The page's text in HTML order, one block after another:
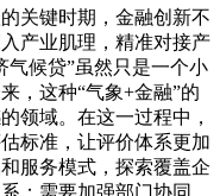
关键时期，金融创新不
产业肌理，精准对接产
气候贷”虽然只是一个小
，这种“气象+金融”的
领域。在这一过程中，
标准，让评价体系更加
服务模式，探索覆盖企